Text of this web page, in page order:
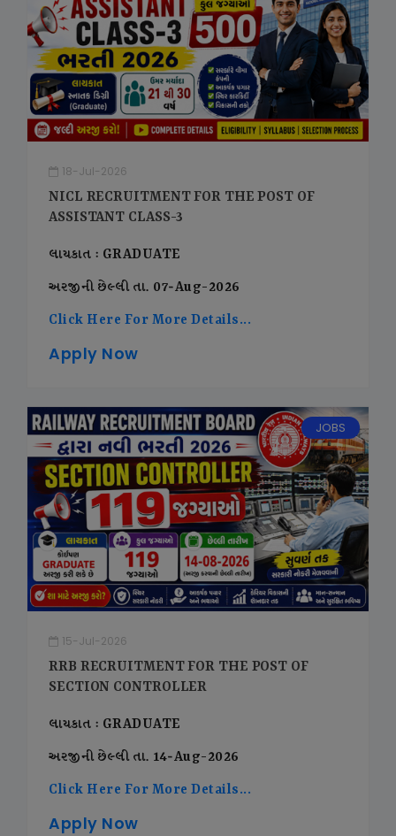
18-Jul-2026
NICL RECRUITMENT FOR THE POST OF
ASSISTANT CLASS-3
લાયકાત : GRADUATE
અરજીની છેલ્લી તા. 07-Aug-2026
Click Here For More Details...
Apply Now
JOBS
15-Jul-2026
RRB RECRUITMENT FOR THE POST OF
SECTION CONTROLLER
લાયકાત : GRADUATE
અરજીની છેલ્લી તા. 14-Aug-2026
Click Here For More Details...
Apply Now